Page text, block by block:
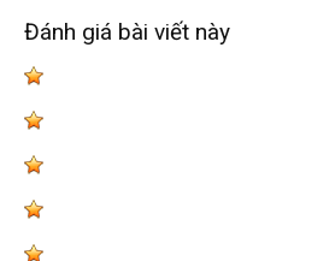
Đánh giá bài viết này